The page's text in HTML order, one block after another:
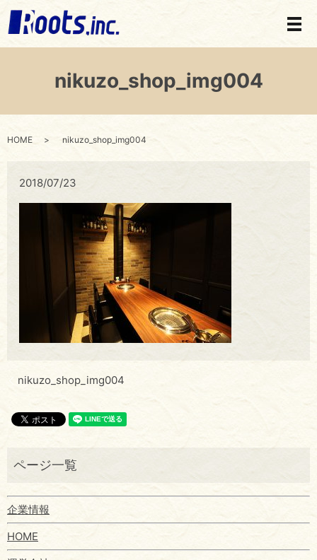
メ
nikuzo_shop_img004
HOME nikuzo_shop_img004
2018/07/23
nikuzo_shop_img004
企業情報
HOME